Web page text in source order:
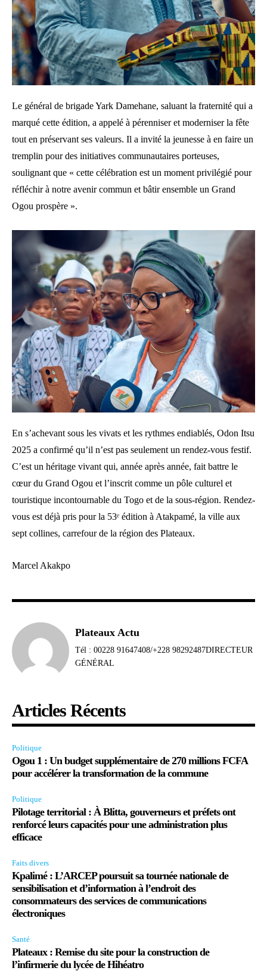
Le général de brigade Yark Damehane, saluant la fraternité qui a
marqué cette édition, a appelé à pérenniser et moderniser la fête
tout en préservant ses valeurs. Il a invité la jeunesse à en faire un
tremplin pour des initiatives communautaires porteuses,
soulignant que « cette célébration est un moment privilégié pour
réfléchir à notre avenir commun et bâtir ensemble un Grand
Ogou prospère ».
En s’achevant sous les vivats et les rythmes endiablés, Odon Itsu
2025 a confirmé qu’il n’est pas seulement un rendez-vous festif.
C’est un héritage vivant qui, année après année, fait battre le
cœur du Grand Ogou et l’inscrit comme un pôle culturel et
touristique incontournable du Togo et de la sous-région. Rendez-
vous est déjà pris pour la 53ᵉ édition à Atakpamé, la ville aux
sept collines, carrefour de la région des Plateaux.
Marcel Akakpo
Plateaux Actu
Tél : 00228 91647408/+228 98292487DIRECTEUR
GÉNÉRAL
Articles Récents
Politique
Ogou 1 : Un budget supplémentaire de 270 millions FCFA
pour accélérer la transformation de la commune
Politique
Pilotage territorial : À Blitta, gouverneurs et préfets ont
renforcé leurs capacités pour une administration plus
efficace
Faits divers
Kpalimé : L’ARCEP poursuit sa tournée nationale de
sensibilisation et d’information à l’endroit des
consommateurs des services de communications
électroniques
Santé
Plateaux : Remise du site pour la construction de
l’infirmerie du lycée de Hihéatro